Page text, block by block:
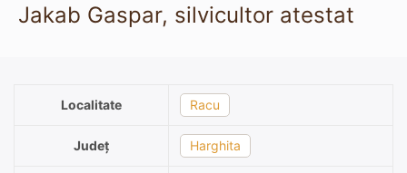
Jakab Gaspar, silvicultor atestat
Localitate Racu
Județ Harghita